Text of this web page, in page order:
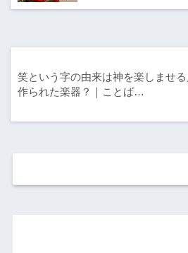
笑という字の由来は神を楽しませ
作られた楽器？｜ことば…